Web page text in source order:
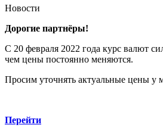
Новости
Дорогие партнёры!
С 20 февраля 2022 года курс валют
чем цены постоянно меняются.
Просим уточнять актуальные цены у
Перейти